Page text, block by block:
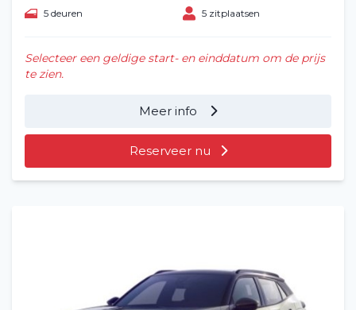
5 deuren
5 zitplaatsen
Selecteer een geldige start- en einddatum om de prijs
te zien.
Meer info
Reserveer nu